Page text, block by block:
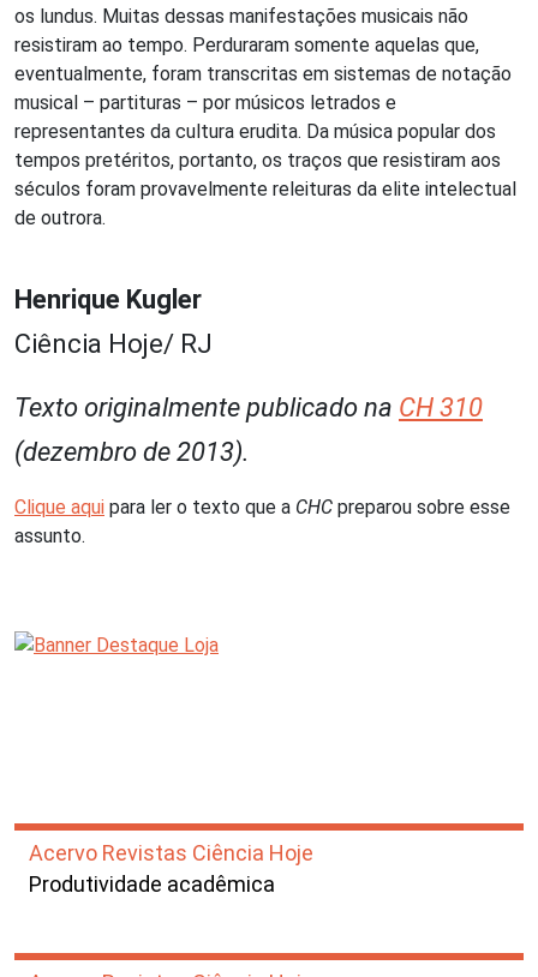
os lundus. Muitas dessas manifestações musicais não
resistiram ao tempo. Perduraram somente aquelas que,
eventualmente, foram transcritas em sistemas de notação
musical – partituras – por músicos letrados e
representantes da cultura erudita. Da música popular dos
tempos pretéritos, portanto, os traços que resistiram aos
séculos foram provavelmente releituras da elite intelectual
de outrora.
Henrique Kugler
Ciência Hoje/ RJ
Texto originalmente publicado na CH 310
(dezembro de 2013).
Clique aqui para ler o texto que a CHC preparou sobre esse
assunto.
Acervo Revistas Ciência Hoje
Produtividade acadêmica